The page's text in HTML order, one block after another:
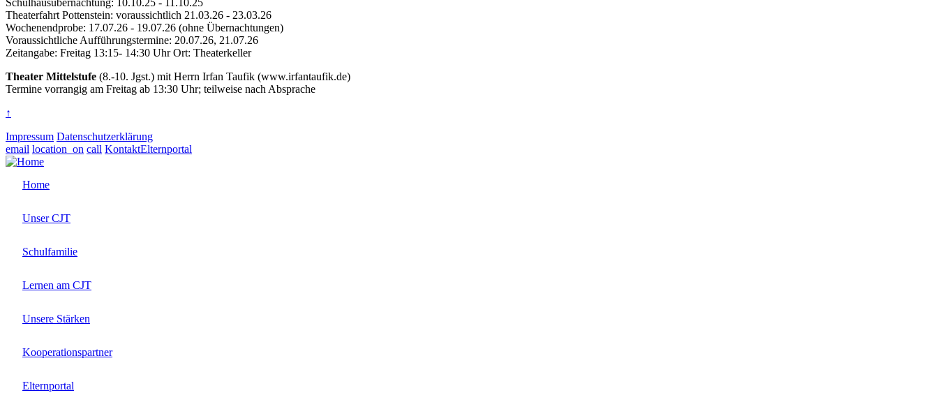
Theaterfahrt Pottenstein: voraussichtlich 21.03.26 - 23.03.26
Wochenendprobe: 17.07.26 - 19.07.26 (ohne Übernachtungen)
Voraussichtliche Aufführungstermine: 20.07.26, 21.07.26
Zeitangabe: Freitag 13:15- 14:30 Uhr Ort: Theaterkeller
Theater Mittelstufe (8.-10. Jgst.) mit Herrn Irfan Taufik (www.irfantaufik.de)
Termine vorrangig am Freitag ab 13:30 Uhr; teilweise nach Absprache
↑
Impressum Datenschutzerklärung
email location_on call KontaktElternportal
Home
Unser CJT
Schulfamilie
Lernen am CJT
Unsere Stärken
Kooperationspartner
Elternportal